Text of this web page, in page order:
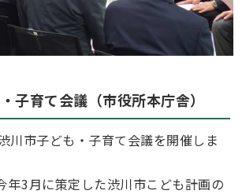
子育て会議（市役所本庁舎）
川市子ども・子育て会議を開催しま
年3月に策定した渋川市こども計画の